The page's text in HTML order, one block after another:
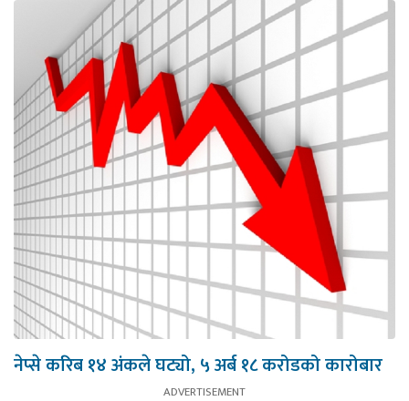
नेप्से करिब १४ अंकले घट्यो, ५ अर्ब १८ करोडको कारोबार